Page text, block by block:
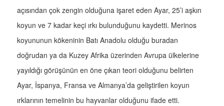
açısından çok zengin olduğuna işaret eden Ayar, 25’i aşkın
koyun ve 7 kadar keçi ırkı bulunduğunu kaydetti. Merinos
koyununun kökeninin Batı Anadolu olduğu buradan
doğrudan ya da Kuzey Afrika üzerinden Avrupa ülkelerine
yayıldığı görüşünün en öne çıkan teori olduğunu belirten
Ayar, İspanya, Fransa ve Almanya’da geliştirilen koyun
ırklarının temelinin bu hayvanlar olduğunu ifade etti.